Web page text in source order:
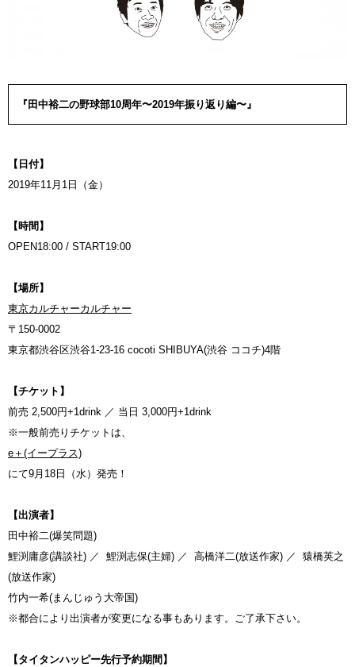
『田中裕二の野球部10周年〜2019年振り返り編〜』
【日付】
2019年11月1日（金）
【時間】
OPEN18:00 / START19:00
【場所】
東京カルチャーカルチャー
〒150-0002
東京都渋谷区渋谷1-23-16 cocoti SHIBUYA(渋谷 ココチ)4階
【チケット】
前売 2,500円+1drink ／ 当日 3,000円+1drink
※一般前売りチケットは、
e＋(イープラス)
にて9月18日（水）発売！
【出演者】
田中裕二(爆笑問題)
鯉渕庸彦(講談社) ／ 鯉渕志保(主婦) ／ 高橋洋二(放送作家) ／ 猿橋英之
(放送作家)
竹内一希(まんじゅう大帝国)
※都合により出演者が変更になる事もあります。ご了承下さい。
【タイタンハッピー先行予約期間】